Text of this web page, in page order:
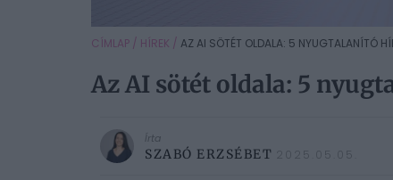
CÍMLAP / HÍREK / AZ AI SÖTÉT OLDALA: 5 NYUGTALANÍTÓ
Az AI sötét oldala: 5
Írta
SZABÓ ERZSÉBET 2025.05.05.